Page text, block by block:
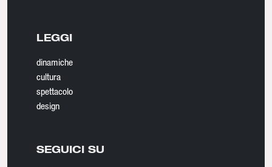
LEGGI
dinamiche
cultura
spettacolo
design
SEGUICI SU